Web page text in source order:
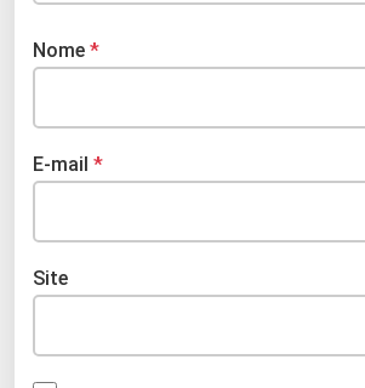
Nome *
E-mail *
Site